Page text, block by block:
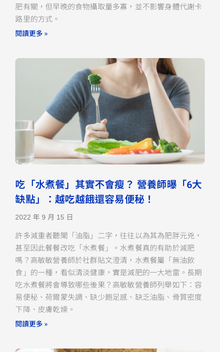
肥有關，但早晚的食物攝取量多寡，並不影響身體代謝卡
路里的方式。
閱讀更多 »
吃「水煮餐」其實不會瘦？ 營養師曝「6大
缺點」：越吃越餓還容易便秘！
2022 年 9 月 15 日
許多減重者聽聞「油脂」二字，往往以為其為肥胖元兇，
甚至因此餐餐改吃「水煮餐」。水煮餐真的有助於減肥
嗎？高敏敏營養師於社群貼文澄清，水煮餐屬「無油飲
食」的一種，看似清淡健康，實是減肥的一大地雷。長期
吃水煮餐將會導致哪些後果？高敏敏營養師列舉如下：容
易便秘、荷爾蒙失調、缺少飽足感、缺乏油脂、骨質密度
下降、皮膚乾燥。
閱讀更多 »